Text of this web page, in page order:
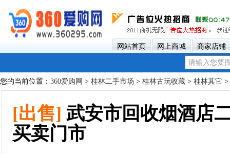
网站首页 网上商城 商家店铺
您的当前位置： 360爱购网 > 桂林二手市场 > 桂林古玩收藏 > 桂林其它 >
[出售] 武安市回收烟酒店
买卖门市